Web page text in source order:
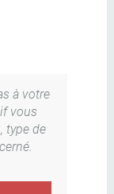
à votre
vous
type de